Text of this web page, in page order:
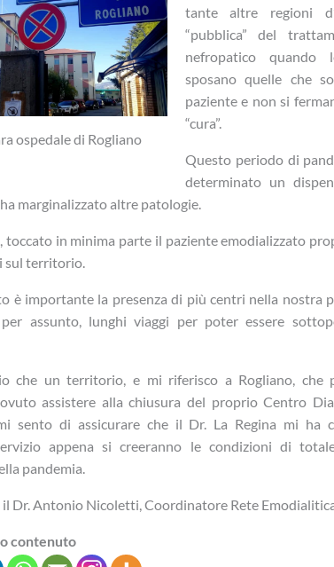
ospedale di Rogliano
tante altre regioni
“pubblica” del
nefropatico quando
sposano quelle che
paziente e non si
“cura”.
Questo periodo di
determinato un
marginalizzato altre patologie.
toccato in minima parte il paziente emodializzato
sul territorio.
è importante la presenza di più centri nella nostra
assunto, lunghi viaggi per poter essere
che un territorio, e mi riferisco a Rogliano, che
assistere alla chiusura del proprio Centro
sento di assicurare che il Dr. La Regina mi ha
appena si creeranno le condizioni di
pandemia.
Dr. Antonio Nicoletti, Coordinatore Rete Emodialitica
contenuto